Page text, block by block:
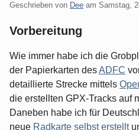
Geschrieben von Dee am Samstag,
Vorbereitung
Wie immer habe ich die
der Papierkarten desADFC
detaillierte Strecke mittels
die erstellten GPX-Tracks auf
Daneben habe ich für
neue Radkarte selbst erstellt